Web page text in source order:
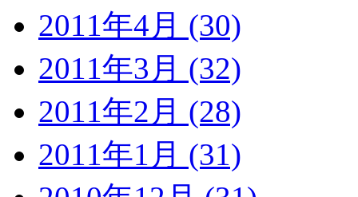
2011年4月 (30)
2011年3月 (32)
2011年2月 (28)
2011年1月 (31)